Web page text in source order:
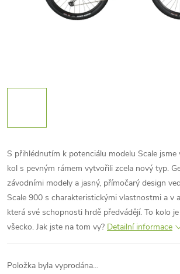
S přihlédnutím k potenciálu modelu Scale jsme
kol s pevným rámem vytvořili zcela nový typ.
závodními modely a jasný, přímočarý design
Scale 900 s charakteristickými vlastnostmi a v
která své schopnosti hrdě předvádějí. To kolo
všecko. Jak jste na tom vy? Detailní informace
Položka byla vyprodána…